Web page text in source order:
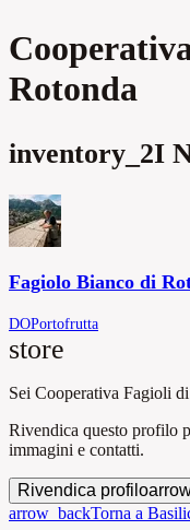
Rotonda
inventory_2I
Fagiolo Bianco di
DOPortofrutta
store
Sei Cooperativa Fagioli
Rivendica questo profilo
immagini e contatti.
Rivendica profilo
arrow_backTorna a